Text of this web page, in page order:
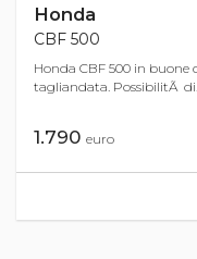
Honda
CBF 500
Honda CBF 500 in
tagliandata. PossibilitÃ
1.790 euro